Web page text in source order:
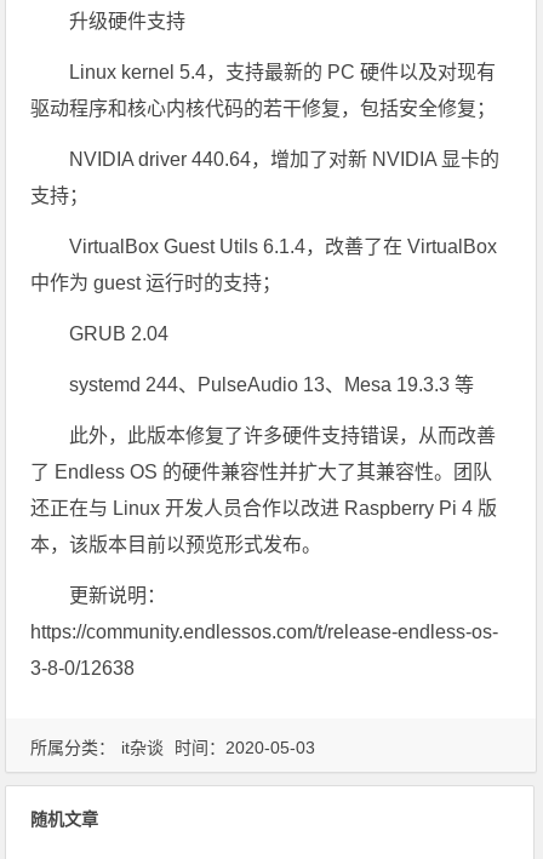
升级硬件支持
Linux kernel 5.4，支持最新的 PC 硬件以及对现有
驱动程序和核心内核代码的若干修复，包括安全修复；
NVIDIA driver 440.64，增加了对新 NVIDIA 显卡的
支持；
VirtualBox Guest Utils 6.1.4，改善了在 VirtualBox
中作为 guest 运行时的支持；
GRUB 2.04
systemd 244、PulseAudio 13、Mesa 19.3.3 等
此外，此版本修复了许多硬件支持错误，从而改善
了 Endless OS 的硬件兼容性并扩大了其兼容性。团队
还正在与 Linux 开发人员合作以改进 Raspberry Pi 4 版
本，该版本目前以预览形式发布。
更新说明：
https://community.endlessos.com/t/release-endless-os-
3-8-0/12638
所属分类： it杂谈 时间：2020-05-03
随机文章